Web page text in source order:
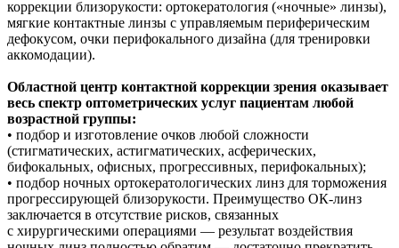
коррекции близорукости: ортокератология («ночные» линзы),
мягкие контактные линзы с управляемым периферическим
дефокусом, очки перифокального дизайна (для тренировки
аккомодации).
Областной центр контактной коррекции зрения оказывает
весь спектр оптометрических услуг пациентам любой
возрастной группы:
• подбор и изготовление очков любой сложности
(стигматических, астигматических, асферических,
бифокальных, офисных, прогрессивных, перифокальных);
• подбор ночных ортокератологических линз для торможения
прогрессирующей близорукости. Преимущество ОК-линз
заключается в отсутствие рисков, связанных
с хирургическими операциями — результат воздействия